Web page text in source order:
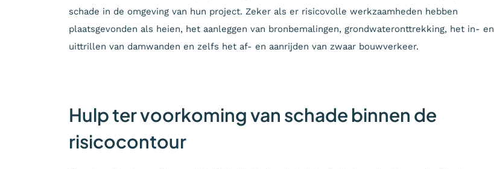
schade in de omgeving van hun project. Zeker als er risicovolle werkzaamheden hebben
plaatsgevonden als heien, het aanleggen van bronbemalingen, grondwateronttrekking, het in- en
uittrillen van damwanden en zelfs het af- en aanrijden van zwaar bouwverkeer.
Hulp ter voorkoming van schade binnen de
risicocontour